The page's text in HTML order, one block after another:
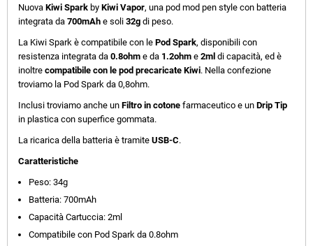
Nuova Kiwi Spark by Kiwi Vapor, una pod mod pen style con batteria
integrata da 700mAh e soli 32g di peso.
La Kiwi Spark è compatibile con le Pod Spark, disponibili con
resistenza integrata da 0.8ohm e da 1.2ohm e 2ml di capacità, ed è
inoltre compatibile con le pod precaricate Kiwi. Nella confezione
troviamo la Pod Spark da 0,8ohm.
Inclusi troviamo anche un Filtro in cotone farmaceutico e un Drip Tip
in plastica con superfice gommata.
La ricarica della batteria è tramite USB-C.
Caratteristiche
Peso: 34g
Batteria: 700mAh
Capacità Cartuccia: 2ml
Compatibile con Pod Spark da 0.8ohm